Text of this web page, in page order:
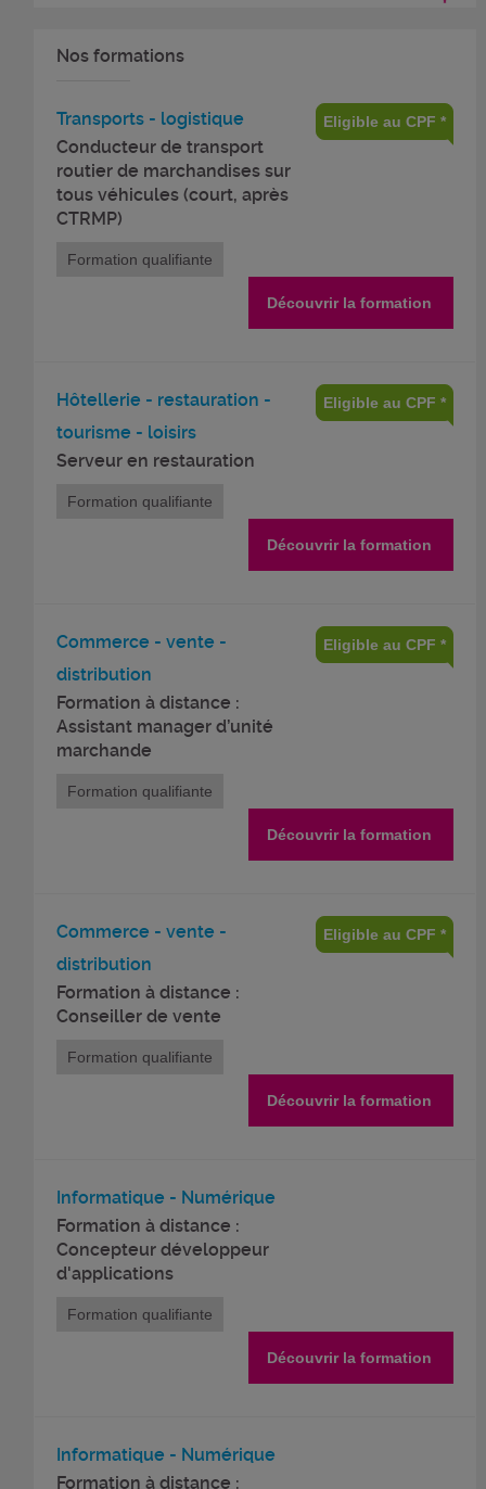
Nos formations
Transports - logistique
Conducteur de transport
routier de marchandises sur
tous véhicules (court, après
CTRMP)
Eligible au CPF *
Formation qualifiante
Découvrir la formation
Hôtellerie - restauration -
tourisme - loisirs
Serveur en restauration
Eligible au CPF *
Formation qualifiante
Découvrir la formation
Commerce - vente -
distribution
Formation à distance :
Assistant manager d’unité
marchande
Eligible au CPF *
Formation qualifiante
Découvrir la formation
Commerce - vente -
distribution
Formation à distance :
Conseiller de vente
Eligible au CPF *
Formation qualifiante
Découvrir la formation
Informatique - Numérique
Formation à distance :
Concepteur développeur
d'applications
Formation qualifiante
Découvrir la formation
Informatique - Numérique
Formation à distance :